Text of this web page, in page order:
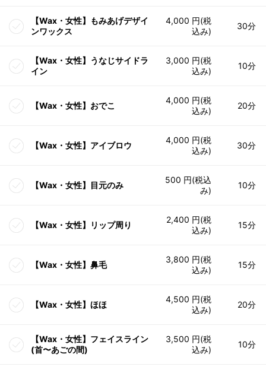
【Wax・女性】もみあげデザイ
ンワックス
4,000 円(税
込み)
30分
【Wax・女性】うなじサイドラ
イン
3,000 円(税
込み)
10分
【Wax・女性】おでこ
4,000 円(税
込み)
20分
【Wax・女性】アイブロウ
4,000 円(税
込み)
30分
【Wax・女性】目元のみ
500 円(税込
み)
10分
【Wax・女性】リップ周り
2,400 円(税
込み)
15分
【Wax・女性】鼻毛
3,800 円(税
込み)
15分
【Wax・女性】ほほ
4,500 円(税
込み)
20分
【Wax・女性】フェイスライン
(首〜あごの間)
3,500 円(税
込み)
10分